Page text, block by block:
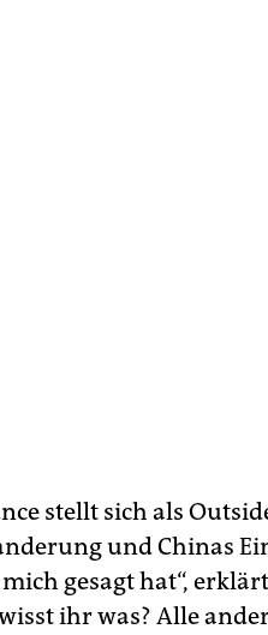
stellt sich als
und Chinas
gesagt hat“,
ihr was? Alle